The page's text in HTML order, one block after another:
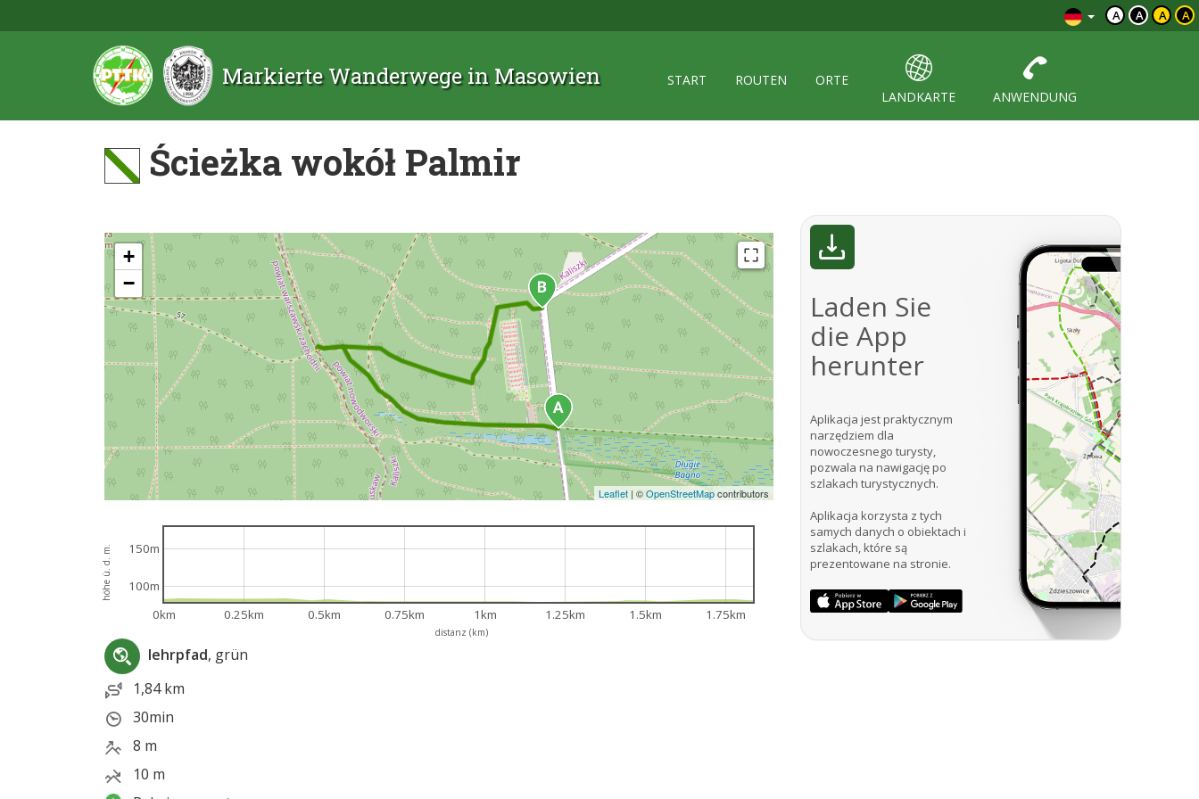
A A A A
Markierte Wanderwege in Masowien START ROUTEN
ORTE
LANDKARTE
ANWENDUNG
Ścieżka wokół Palmir
+
−
Leaflet | ©OpenStreetMapcontributors
distanz (km)
höhe ü. d. m.
0km 0.25km 0.5km 0.75km 1km 1.25km 1.5km 1.75km
100m
150m
lehrpfad, grün
1,84 km
30min
8 m
10 m
Laden Sie
die App
herunter
Aplikacja jest praktycznym
narzędziem dla
nowoczesnego turysty,
pozwala na nawigację po
szlakach turystycznych.
Aplikacja korzysta z tych
samych danych o obiektach i
szlakach, które są
prezentowane na stronie.